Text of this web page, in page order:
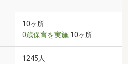
10ヶ所
0歳保育を実施 10ヶ所
1245人